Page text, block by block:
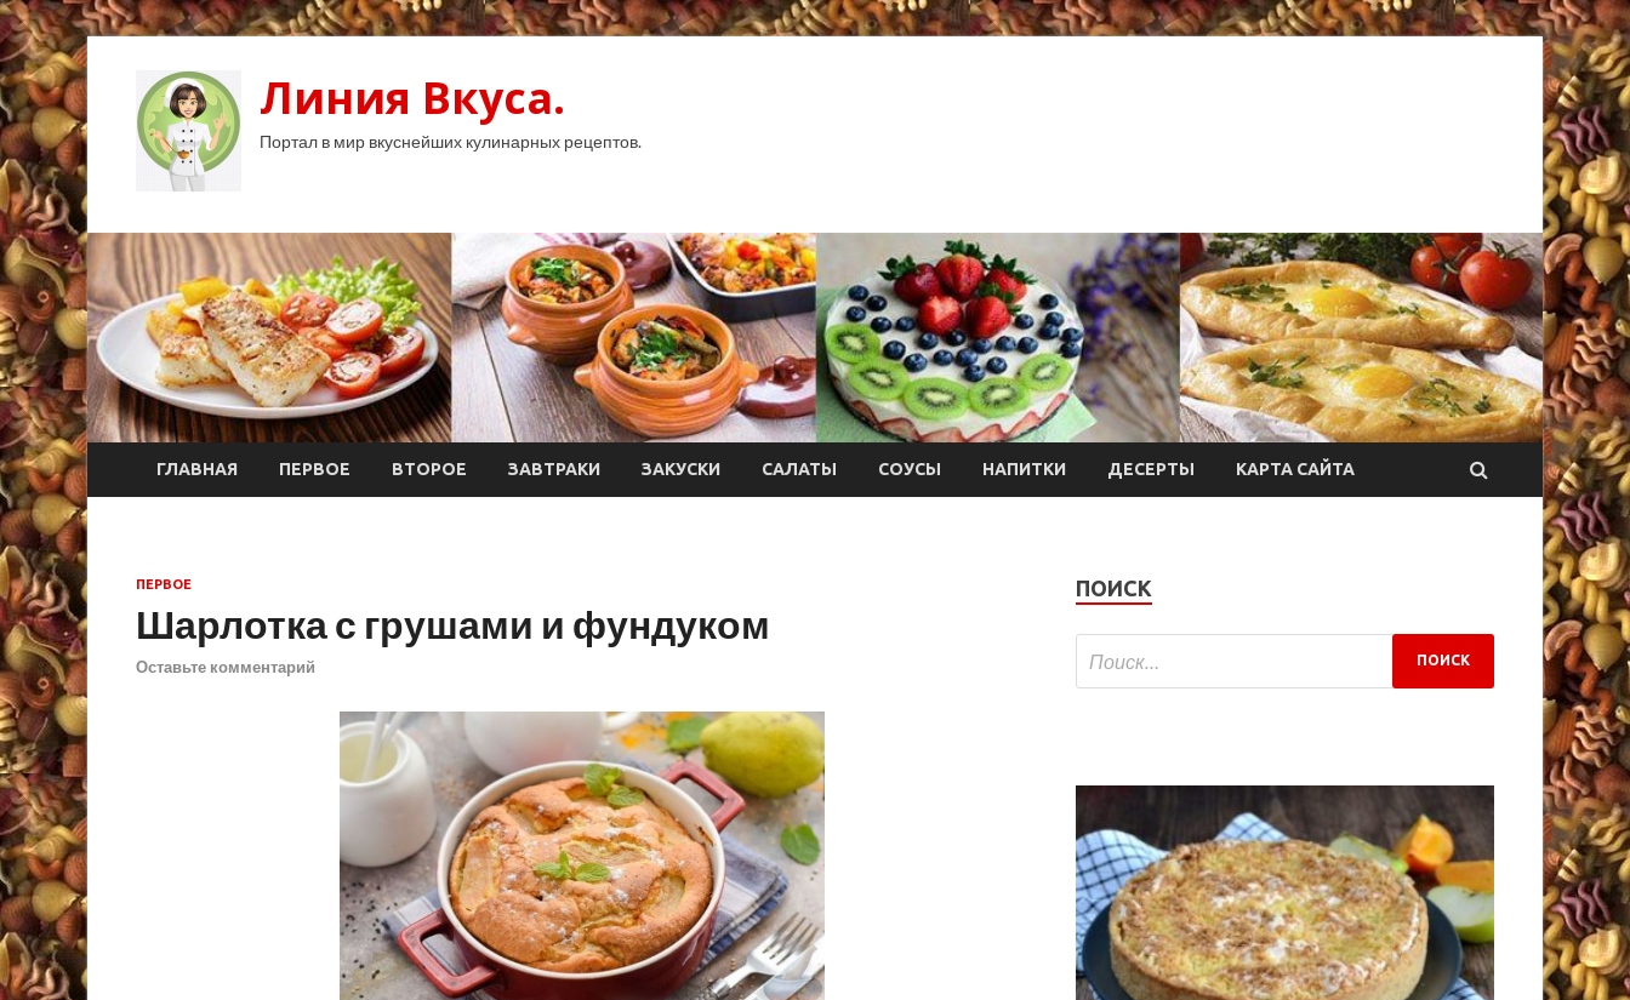
Линия Вкуса.
Портал в мир вкуснейших кулинарных рецептов.
ГЛАВНАЯ ПЕРВОЕ ВТОРОЕ ЗАВТРАКИ ЗАКУСКИ САЛАТЫ СОУСЫ НАПИТКИ ДЕСЕРТЫ КАРТА САЙТА
ПЕРВОЕ
Шарлотка с грушами и фундуком
Оставьте комментарий
ПОИСК